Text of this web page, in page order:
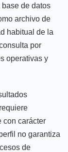
de datos
archivo de
habitual de la
por
operativas y
con carácter
no garantiza
de